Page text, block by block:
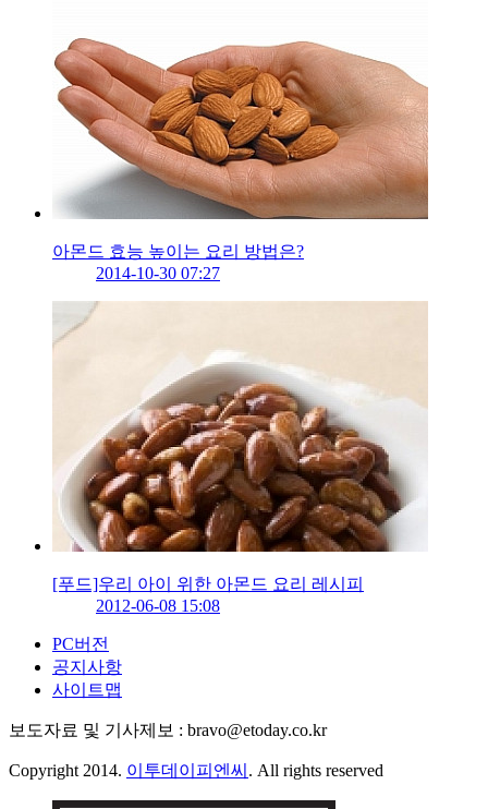
아몬드 효능 높이는 요리 방법은?
2014-10-30 07:27
[푸드]우리 아이 위한 아몬드 요리 레시피
2012-06-08 15:08
PC버전
공지사항
사이트맵
보도자료 및 기사제보 : bravo@etoday.co.kr
Copyright 2014. 이투데이피엔씨 . All rights reserved